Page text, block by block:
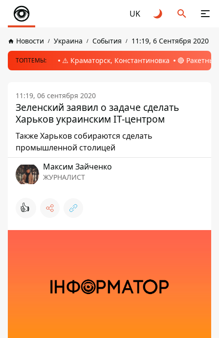
UK
Новости Украина События 11:19, 6 Сентября 2020
ТОПТЕМЫ: ⚠️ Краматорск, Константиновка 🔴
11:19, 06 сентября 2020
Зеленский заявил о задаче сделать
Харьков украинским IT-центром
Также Харьков собираются сделать
промышленной столицей
Максим Зайченко
ЖУРНАЛИСТ
👍